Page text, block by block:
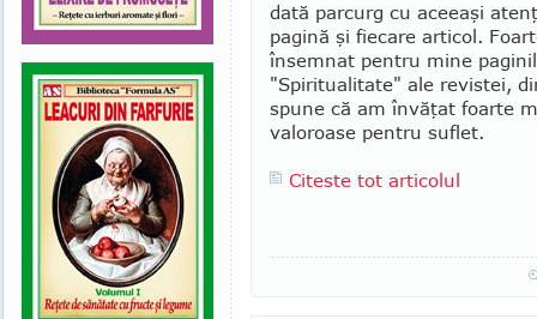
dată parcurg cu aceeaşi
pagină şi fiecare articol.
însemnat pentru mine
"Spiritualitate" ale re­vistei,
spune că am învăţat foarte
valoroase pentru suflet.
Citeste tot articolul